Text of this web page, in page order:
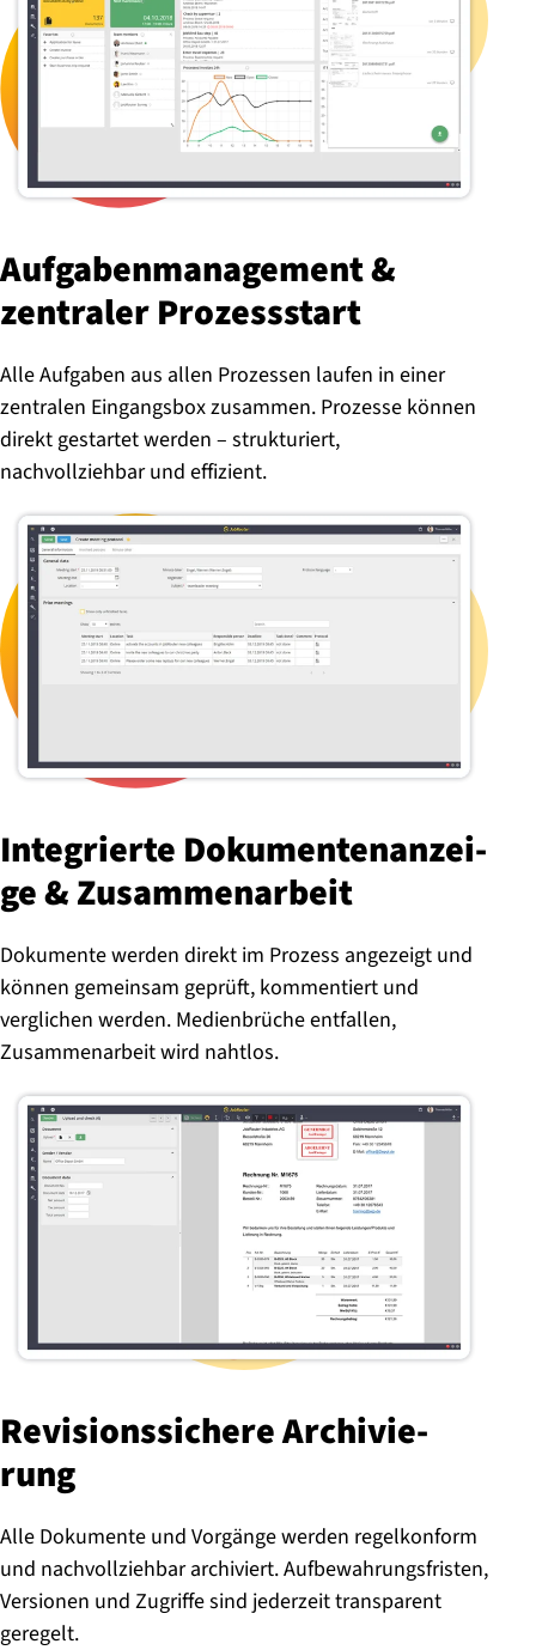
Auf­ga­ben­ma­nage­ment &
zentraler Pro­zess­start
Alle Aufgaben aus allen Prozessen laufen in einer
zentralen Eingangsbox zusammen. Prozesse können
direkt gestartet werden – strukturiert,
nachvollziehbar und effizient.
Integrierte Do­ku­men­ten­an­zei­
ge & Zu­sam­men­ar­beit
Dokumente werden direkt im Prozess angezeigt und
können gemeinsam geprüft, kommentiert und
verglichen werden. Medienbrüche entfallen,
Zusammenarbeit wird nahtlos.
Re­vi­si­ons­si­che­re Ar­chi­vie­
rung
Alle Dokumente und Vorgänge werden regelkonform
und nachvollziehbar archiviert. Aufbewahrungsfristen,
Versionen und Zugriffe sind jederzeit transparent
geregelt.